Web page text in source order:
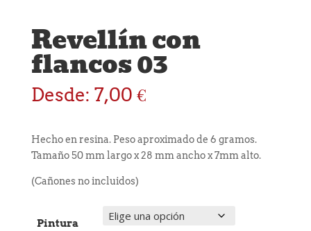
Revellín con
flancos 03
Desde: 7,00 €
Hecho en resina. Peso aproximado de 6 gramos.
Tamaño 50 mm largo x 28 mm ancho x 7mm alto.
(Cañones no incluidos)
Pintura